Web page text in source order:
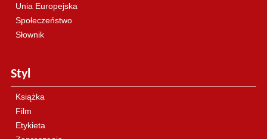
Unia Europejska
Społeczeństwo
Słownik
Styl
Książka
Film
Etykieta